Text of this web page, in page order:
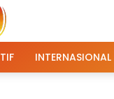
INTERNASIONAL